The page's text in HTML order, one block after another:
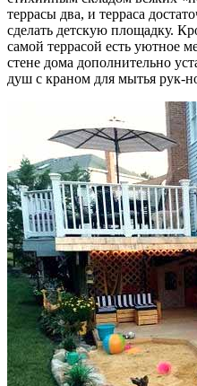
террасы два, и терраса
сделать детскую площадку.
самой террасой есть уютное
стене дома дополнительно
душ с краном для мытья рук-